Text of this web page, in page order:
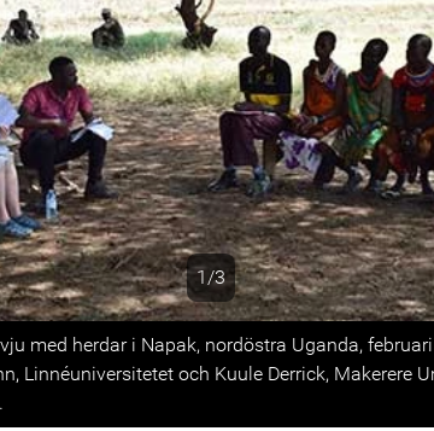
1/3
med herdar i Napak, nordöstra Uganda,
Linnéuniversitetet och Kuule Derrick, Makerere